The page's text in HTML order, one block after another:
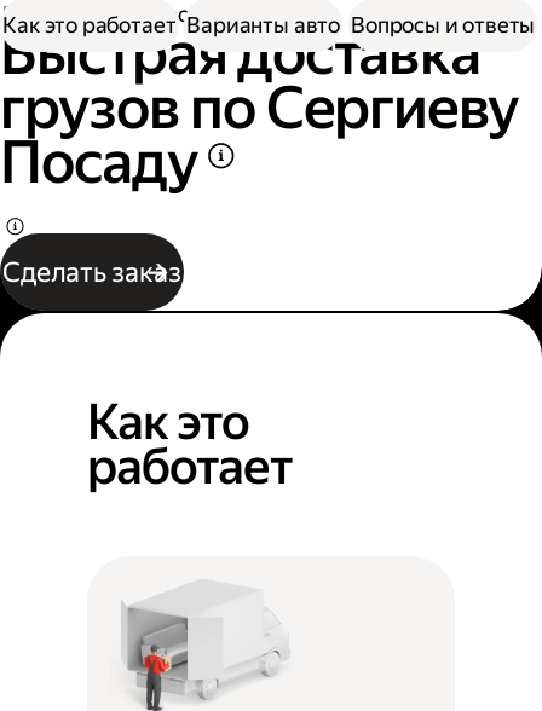
Доставка Грузоперевозки
Быстрая доставка
грузов по Сергиеву
Посаду
Сделать заказ
Как это работает Варианты авто Вопросы и ответы
Как это
работает